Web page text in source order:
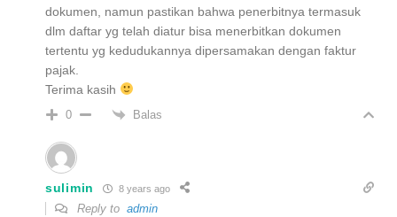
dokumen, namun pastikan bahwa penerbitnya termasuk
dlm daftar yg telah diatur bisa menerbitkan dokumen
tertentu yg kedudukannya dipersamakan dengan faktur
pajak.
Terima kasih
0 Balas
sulimin 8 years ago
Reply to admin